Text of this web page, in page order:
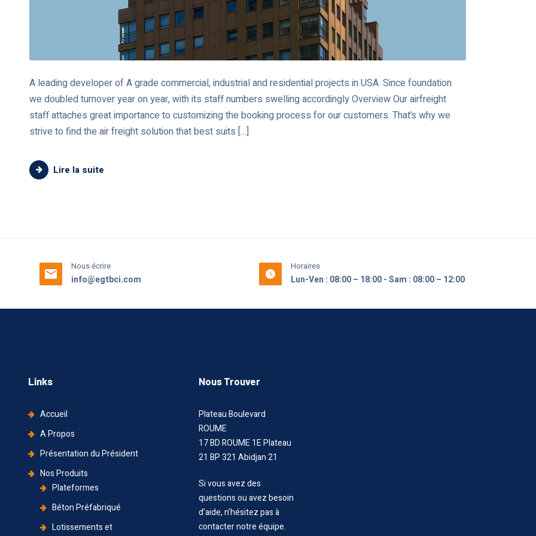
A leading developer of A grade commercial, industrial and residential projects in USA. Since foundation
we doubled turnover year on year, with its staff numbers swelling accordingly Overview Our airfreight
staff attaches great importance to customizing the booking process for our customers. That’s why we
strive to find the air freight solution that best suits […]
Lire la suite
Nous écrire
info@egtbci.com
Horaires
Lun-Ven : 08:00 – 18:00 - Sam : 08:00 – 12:00
Links
Accueil
A Propos
Présentation du Président
Nos Produits
Plateformes
Béton Préfabriqué
Lotissements et
Nous Trouver
Plateau Boulevard
ROUME
17 BD ROUME 1E Plateau
21 BP 321 Abidjan 21
Si vous avez des
questions ou avez besoin
d’aide, n’hésitez pas à
contacter notre équipe.